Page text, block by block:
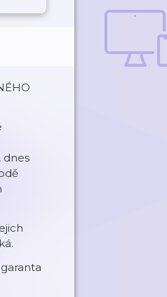
dnes